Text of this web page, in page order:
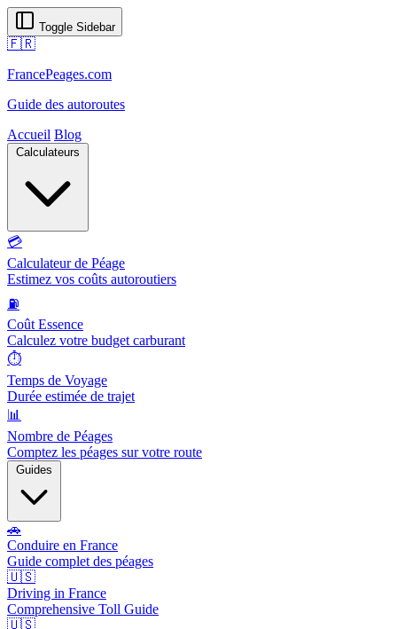
Toggle Sidebar
🇫🇷
FrancePeages.com
Guide des autoroutes
Accueil Blog
Calculateurs
💳
Calculateur de Péage
Estimez vos coûts autoroutiers
⛽
Coût Essence
Calculez votre budget carburant
⏱️
Temps de Voyage
Durée estimée de trajet
📊
Nombre de Péages
Comptez les péages sur votre route
Guides
🚗
Conduire en France
Guide complet des péages
🇺🇸
Driving in France
Comprehensive Toll Guide
🇺🇸